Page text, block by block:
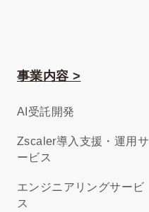
事業内容 >
AI受託開発
Zscaler導入支援・運用サ
ービス
エンジニアリングサービ
ス